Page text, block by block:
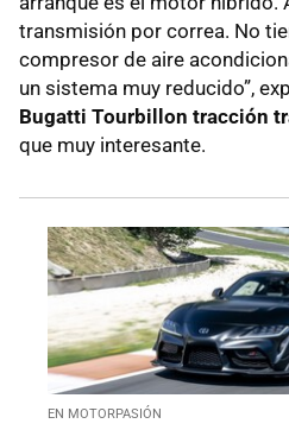
transmisión por correa. No
compresor de aire
un sistema muy reducido”,
Bugatti Tourbillon tracción
que muy interesante.
EN MOTORPASIÓN